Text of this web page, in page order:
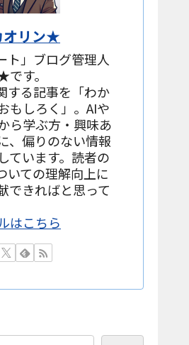
オリン★
ト」ブログ管理人
す。
する記事を「わか
もしろく」。AIや
ら学ぶ方・興味あ
、偏りのない情報
ています。読者の
いての理解向上に
できればと思って
はこちら